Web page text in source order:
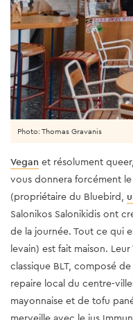
Photo: Thomas Gravanis
Vegan et résolument
vous donnera forcément
(propriétaire du Bluebird,
Salonikos Salonikidis ont
de la journée. Tout ce qui
levain) est fait maison.
classique BLT, composé
repaire local du centre-
mayonnaise et de tofu